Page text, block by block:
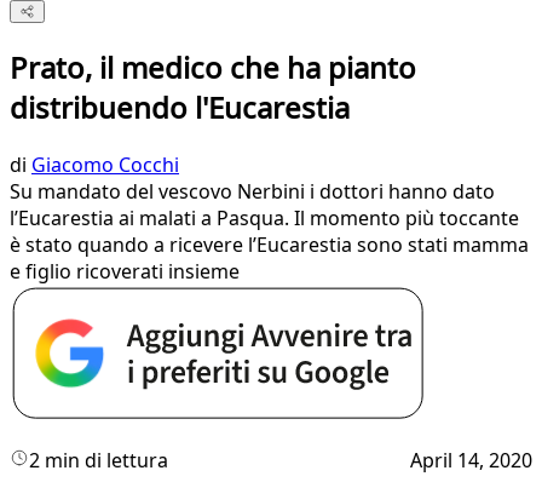
Prato, il medico che ha pianto
distribuendo l'Eucarestia
di Giacomo Cocchi
Su mandato del vescovo Nerbini i dottori hanno dato
l’Eucarestia ai malati a Pasqua. Il momento più toccante
è stato quando a ricevere l’Eucarestia sono stati mamma
e figlio ricoverati insieme
2 min di lettura April 14, 2020